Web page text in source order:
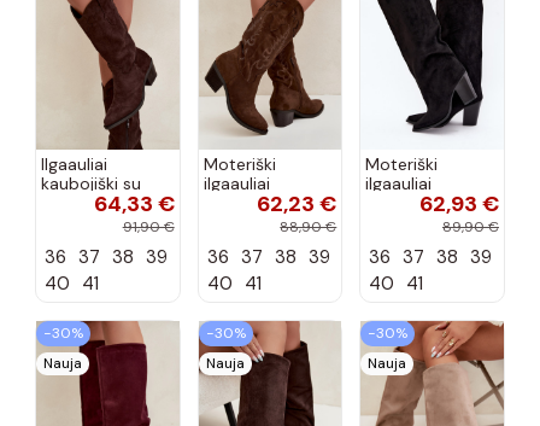
Ilgaauliai
kaubojiški su
kulniukais64,33 €
91,90 €
36 37 38 39
40 41
Moteriški
ilgaauliai
kaubojiški su
spalvos Betina
62,23 €
88,90 €
36 37 38 39
40 41
Moteriški
ilgaauliai
įsispiriami su
kulniukais iš
zomšos juodos
spalvos Carmina
62,93 €
89,90 €
36 37 38 39
40 41
−30%
Nauja
−30%
Nauja
−30%
Nauja